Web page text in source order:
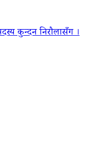
कुन्दन निरौलासँग ।